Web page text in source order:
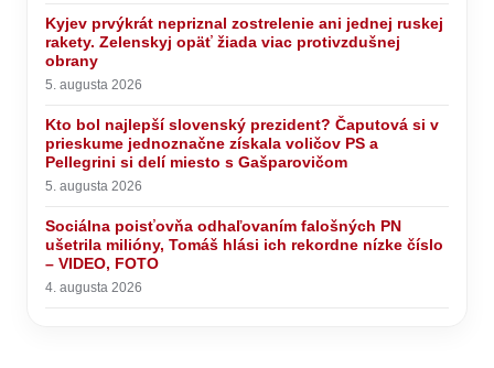
Kyjev prvýkrát nepriznal zostrelenie ani jednej ruskej
rakety. Zelenskyj opäť žiada viac protivzdušnej
obrany
5. augusta 2026
Kto bol najlepší slovenský prezident? Čaputová si v
prieskume jednoznačne získala voličov PS a
Pellegrini si delí miesto s Gašparovičom
5. augusta 2026
Sociálna poisťovňa odhaľovaním falošných PN
ušetrila milióny, Tomáš hlási ich rekordne nízke číslo
– VIDEO, FOTO
4. augusta 2026